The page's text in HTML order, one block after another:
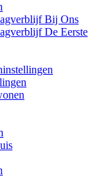
Bij Ons
De Eerste